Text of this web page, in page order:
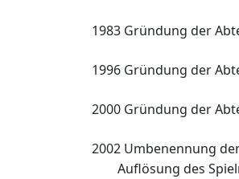
1983 Gründung der
1996 Gründung der
2000 Gründung der
2002 Umbenennung
Auflösung des